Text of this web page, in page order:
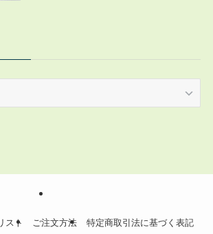
スト ご注文方法 特定商取引法に基づく表記